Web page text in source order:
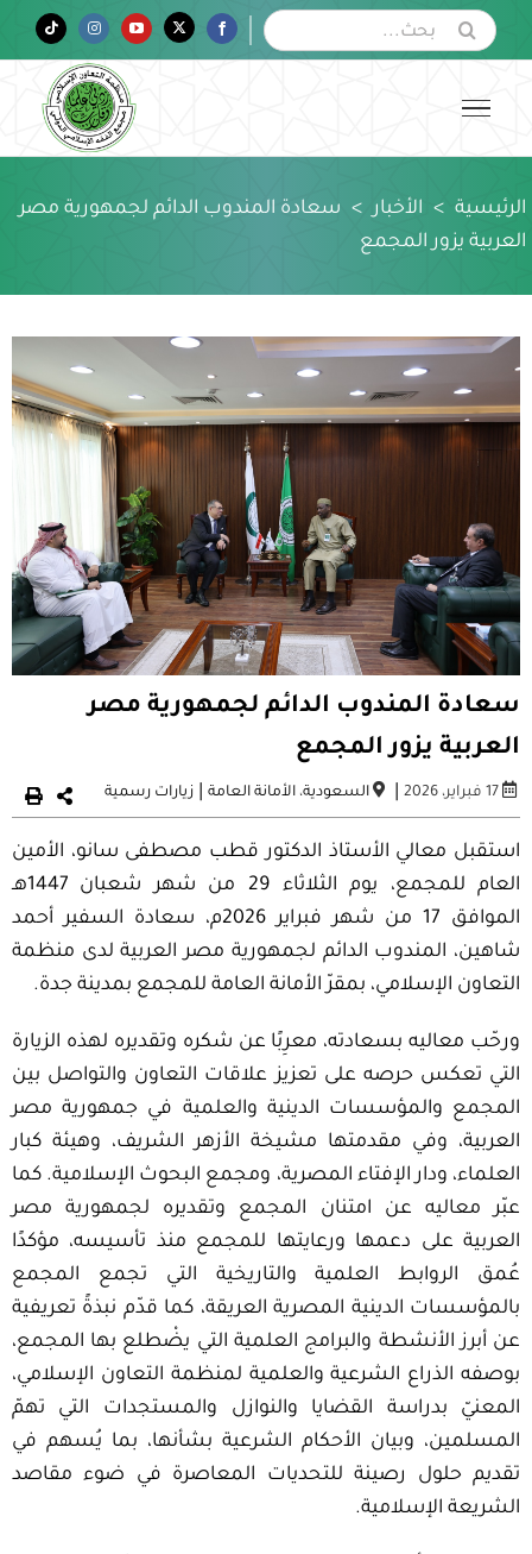
البحث
عن:
Facebook
Twitter
YouTube
Instagram
Tiktok
الرئيسية > الأخبار > سعادة المندوب الدائم لجمهورية مصر
العربية يزور المجمع
سعادة المندوب الدائم لجمهورية مصر
العربية يزور المجمع
17 فبراير، 2026 | السعودية، الأمانة العامة| زيارات رسمية
استقبل معالي الأستاذ الدكتور قطب مصطفى سانو، الأمين
العام للمجمع، يوم الثلاثاء 29 من شهر شعبان 1447هـ
الموافق 17 من شهر فبراير 2026م، سعادة السفير أحمد
شاهين، المندوب الدائم لجمهورية مصر العربية لدى منظمة
التعاون الإسلامي، بمقرّ الأمانة العامة للمجمع بمدينة جدة.
ورحّب معاليه بسعادته، معرِبًا عن شكره وتقديره لهذه الزيارة
التي تعكس حرصه على تعزيز علاقات التعاون والتواصل بين
المجمع والمؤسسات الدينية والعلمية في جمهورية مصر
العربية، وفي مقدمتها مشيخة الأزهر الشريف، وهيئة كبار
العلماء، ودار الإفتاء المصرية، ومجمع البحوث الإسلامية. كما
عبّر معاليه عن امتنان المجمع وتقديره لجمهورية مصر
العربية على دعمها ورعايتها للمجمع منذ تأسيسه، مؤكدًا
عُمق الروابط العلمية والتاريخية التي تجمع المجمع
بالمؤسسات الدينية المصرية العريقة، كما قدّم نبذةً تعريفية
عن أبرز الأنشطة والبرامج العلمية التي يضْطلع بها المجمع،
بوصفه الذراع الشرعية والعلمية لمنظمة التعاون الإسلامي،
المعنيّ بدراسة القضايا والنوازل والمستجدات التي تهمّ
المسلمين، وبيان الأحكام الشرعية بشأنها، بما يُسهم في
تقديم حلول رصينة للتحديات المعاصرة في ضوء مقاصد
الشريعة الإسلامية.